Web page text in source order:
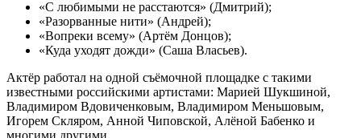
«С любимыми не расстаются» (Дмитрий);
«Разорванные нити» (Андрей);
«Вопреки всему» (Артём Донцов);
«Куда уходят дожди» (Саша Власьев).
Актёр работал на одной съёмочной площадке с такими
известными российскими артистами: Марией Шукшиной,
Владимиром Вдовиченковым, Владимиром Меньшовым,
Игорем Скляром, Анной Чиповской, Алёной Бабенко и
многими другими.